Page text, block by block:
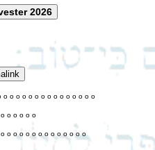
2026
o o o o o o o o o o o o o o o
o o o o o o
o o o o o o o o o o o o o o